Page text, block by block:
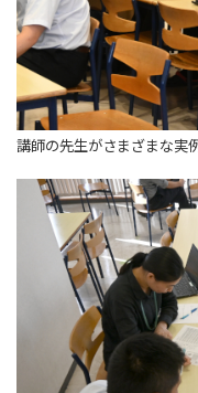
講師の先生がさまざまな実